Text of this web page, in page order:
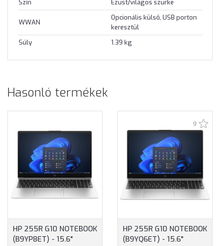
Szín
Ezüst/világos szürke
WWAN
Opcionális külső, USB porton
keresztül
Súly
1.39 kg
Hasonló termékek
HP 255R G10 NOTEBOOK
(B9YP8ET) - 15.6"
9
HP 255R G10 NOTEBOOK
(B9YQ6ET) - 15.6"